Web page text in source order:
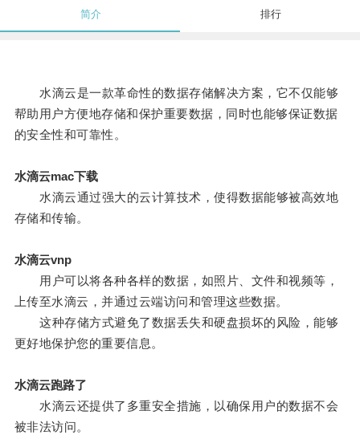
简介 排行
水滴云是一款革命性的数据存储解决方案，它不仅能够
帮助用户方便地存储和保护重要数据，同时也能够保证数据
的安全性和可靠性。
水滴云mac下载
水滴云通过强大的云计算技术，使得数据能够被高效地
存储和传输。
水滴云vnp
用户可以将各种各样的数据，如照片、文件和视频等，
上传至水滴云，并通过云端访问和管理这些数据。
这种存储方式避免了数据丢失和硬盘损坏的风险，能够
更好地保护您的重要信息。
水滴云跑路了
水滴云还提供了多重安全措施，以确保用户的数据不会
被非法访问。